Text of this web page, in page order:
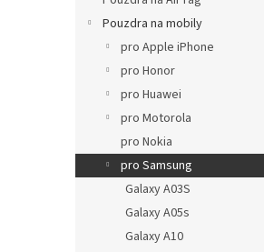
Pouzdra na mobily
pro Apple iPhone
pro Honor
pro Huawei
pro Motorola
pro Nokia
pro Samsung
Galaxy A03S
Galaxy A05s
Galaxy A10